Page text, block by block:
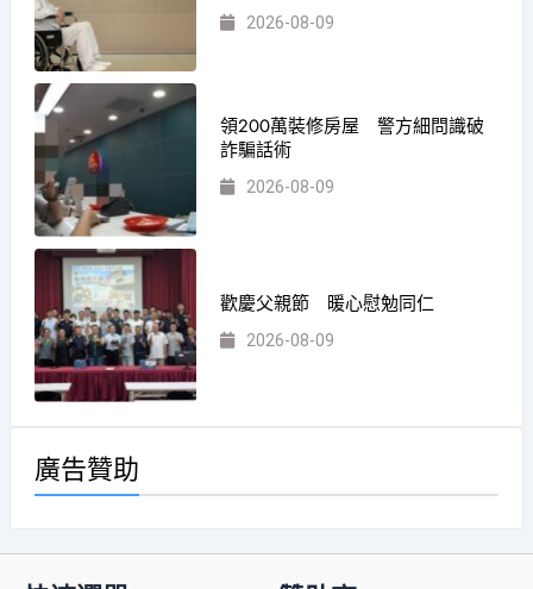
2026-08-09
領200萬裝修房屋 警方細問識破
詐騙話術
2026-08-09
歡慶父親節 暖心慰勉同仁
2026-08-09
廣告贊助